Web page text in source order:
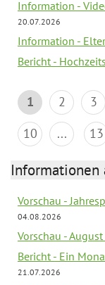
Information -
20.07.2026
Information -
Bericht -
1 2 3
10
... 13
Informationen
Vorschau -
04.08.2026
Vorschau -
Bericht - Ein
21.07.2026